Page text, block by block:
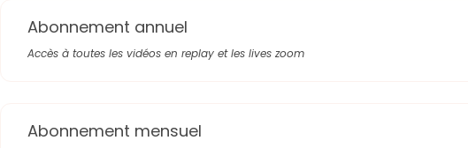
Abonnement annuel
Accès à toutes les vidéos en replay et les lives zoom
Abonnement mensuel